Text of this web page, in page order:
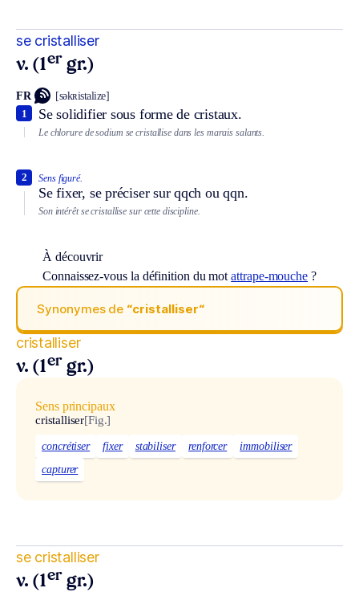
se cristalliser
v. (1er gr.)
FR [səkʀistalize]
Se solidifier sous forme de cristaux.
1
Le chlorure de sodium se cristallise dans les marais salants.
Sens figuré.
Se fixer, se préciser sur qqch ou qqn.
2
Son intérêt se cristallise sur cette discipline.
À découvrir
Connaissez-vous la définition du motattrape-mouche ?
Synonymes de “cristalliser“
cristalliser
v. (1er gr.)
Sens principaux
cristalliser[Fig.]
concrétiser fixer stabiliser renforcer
immobiliser
capturer
se cristalliser
v. (1er gr.)